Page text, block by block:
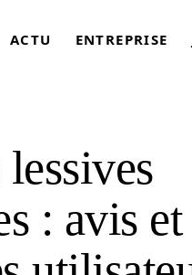
ACTU ENTREPRISE
: avis et